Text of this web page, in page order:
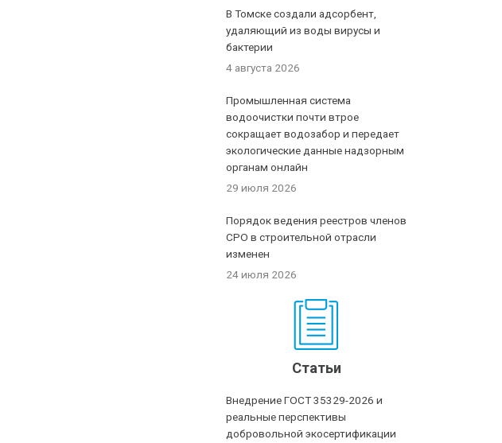
В Томске создали адсорбент,
удаляющий из воды вирусы и
бактерии
4 августа 2026
Промышленная система
водоочистки почти втрое
сокращает водозабор и передает
экологические данные надзорным
органам онлайн
29 июля 2026
Порядок ведения реестров членов
СРО в строительной отрасли
изменен
24 июля 2026
Статьи
Внедрение ГОСТ 35329-2026 и
реальные перспективы
добровольной экосертификации